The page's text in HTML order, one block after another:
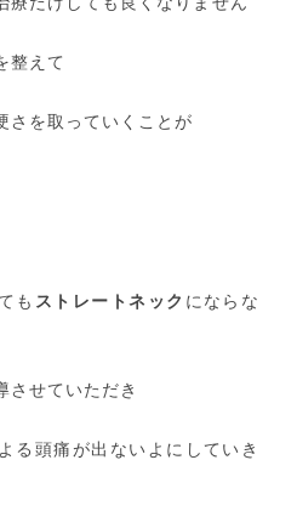
整えて
さを取っていくことが
も ストレートネック にならな
させていただき
る頭痛が出ないよにしていき